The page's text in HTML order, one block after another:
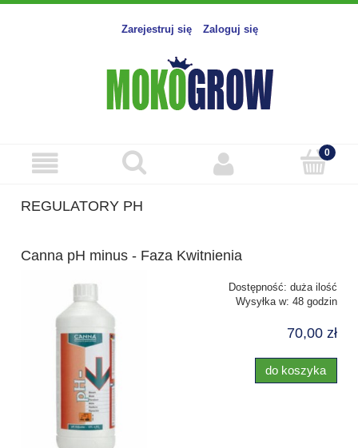
Zarejestruj się Zaloguj się
REGULATORY PH
Canna pH minus - Faza Kwitnienia
Dostępność: duża ilość
Wysyłka w: 48 godzin
70,00 zł
do koszyka